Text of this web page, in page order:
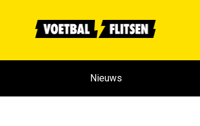
Nieuws